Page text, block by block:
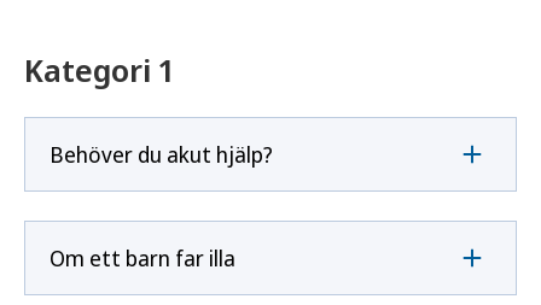
Kategori 1
Behöver du akut hjälp?
Om ett barn far illa